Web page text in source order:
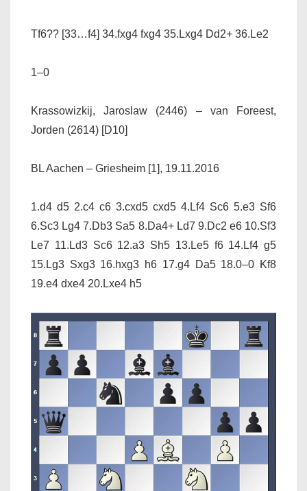
Tf6?? [33…f4] 34.fxg4 fxg4 35.Lxg4 Dd2+ 36.Le2
1–0
Krassowizkij, Jaroslaw (2446) – van Foreest,
Jorden (2614) [D10]
BL Aachen – Griesheim [1], 19.11.2016
1.d4 d5 2.c4 c6 3.cxd5 cxd5 4.Lf4 Sc6 5.e3 Sf6
6.Sc3 Lg4 7.Db3 Sa5 8.Da4+ Ld7 9.Dc2 e6 10.Sf3
Le7 11.Ld3 Sc6 12.a3 Sh5 13.Le5 f6 14.Lf4 g5
15.Lg3 Sxg3 16.hxg3 h6 17.g4 Da5 18.0–0 Kf8
19.e4 dxe4 20.Lxe4 h5